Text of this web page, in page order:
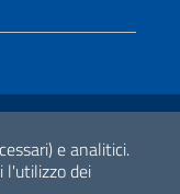
e analitici.
l'utilizzo dei